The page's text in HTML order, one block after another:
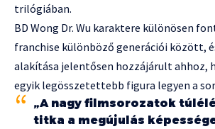
trilógiában.
BD Wong Dr. Wu karaktere különösen
franchise különböző generációi között,
alakítása jelentősen hozzájárult ahhoz,
egyik legösszetettebb figura legyen a
„A nagy filmsorozatok
titka a megújulás